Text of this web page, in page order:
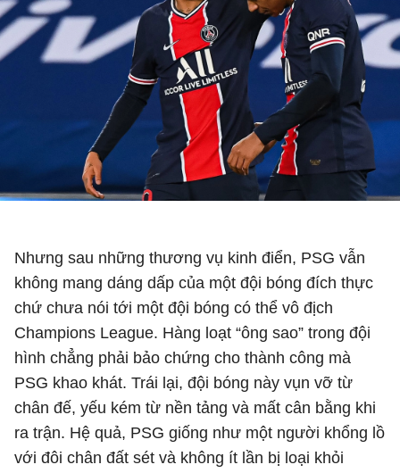
Nhưng sau những thương vụ kinh điển, PSG vẫn
không mang dáng dấp của một đội bóng đích thực
chứ chưa nói tới một đội bóng có thể vô địch
Champions League. Hàng loạt “ông sao” trong đội
hình chẳng phải bảo chứng cho thành công mà
PSG khao khát. Trái lại, đội bóng này vụn vỡ từ
chân đế, yếu kém từ nền tảng và mất cân bằng khi
ra trận. Hệ quả, PSG giống như một người khổng lồ
với đôi chân đất sét và không ít lần bị loại khỏi